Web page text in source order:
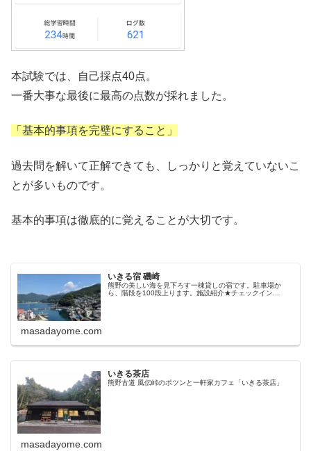
本試験では、自己採点40点。
一番大事な最後に最高の点数が採れました。
「基本的事項を完璧にすること」
過去問を解いて正解できても、しっかりと覚えていないこ
とが多いものです。
基本的事項は徹底的に覚えることが大切です。
いきる宿 磯崎
熊野の美しい海を見下ろす一棟貸しの宿です。駐車場か
ら、階段を100段上ります。施設紹介★チェックイン...
masadayome.com
いきる茶店
熊野古道 風伝峠のポツンと一軒家カフェ「いきる茶店」
masadayome.com